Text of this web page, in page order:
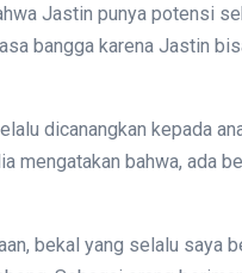
Jastin punya potensi
bangga karena Jastin
dicanangkan kepada
mengatakan bahwa, ada
bekal yang selalu saya